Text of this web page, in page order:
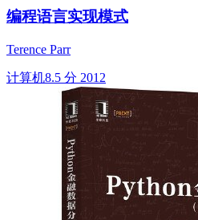
编程语言实现模式
Terence Parr
计算机8.5 分 2012